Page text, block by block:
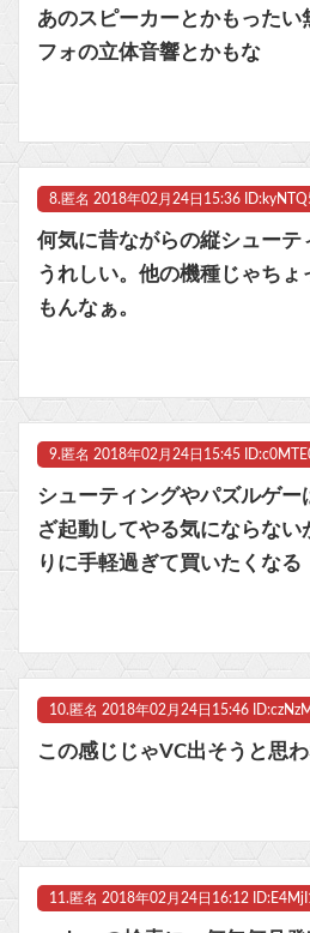
あのスピーカーとかもったい
フォの立体音響とかもな
8. 匿名 2018年02月24日15:36
何気に昔ながらの縦シューテ
うれしい。他の機種じゃち
もんなぁ。
9. 匿名 2018年02月24日15:45
シューティングやパズルゲー
ざ起動してやる気にならない
りに手軽過ぎて買いたくなる
10. 匿名 2018年02月24日15:46
この感じじゃVC出そうと思
11. 匿名 2018年02月24日16:12